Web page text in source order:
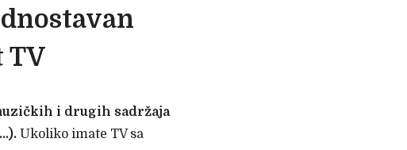
TV
i drugih sadržaja
Ukoliko imate TV sa